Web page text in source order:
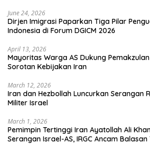
June 24, 2026
Dirjen Imigrasi Paparkan Tiga Pilar
Indonesia di Forum DGICM 2026
April 13, 2026
Mayoritas Warga AS Dukung
Sorotan Kebijakan Iran
March 12, 2026
Iran dan Hezbollah Luncurkan Serangan
Militer Israel
March 1, 2026
Pemimpin Tertinggi Iran Ayatollah Ali
Serangan Israel-AS, IRGC Ancam Balasan